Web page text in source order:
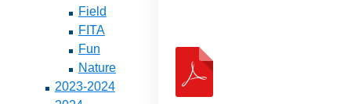
Field
FITA
Fun
Nature
2023-2024